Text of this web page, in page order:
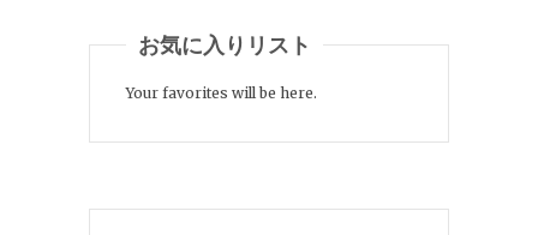
お気に入りリスト
Your favorites will be here.